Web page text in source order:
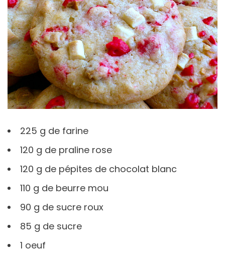
225 g de farine
120 g de praline rose
120 g de pépites de chocolat blanc
110 g de beurre mou
90 g de sucre roux
85 g de sucre
1 oeuf